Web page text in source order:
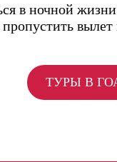
в ночной
ТУРЫ В